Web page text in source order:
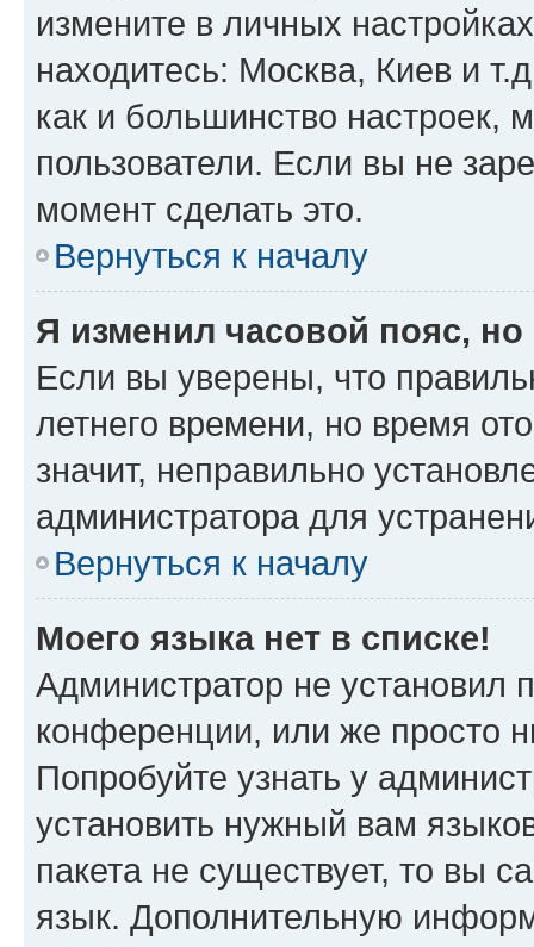
измените в личных
находитесь: Москва, Киев и
как и большинство настроек,
пользователи. Если вы не
момент сделать это.
Вернуться к началу
Я изменил часовой пояс,
Если вы уверены, что
летнего времени, но время
значит, неправильно
администратора для
Вернуться к началу
Моего языка нет в списке!
Администратор не установил
конференции, или же просто
Попробуйте узнать у
установить нужный вам
пакета не существует, то вы
язык. Дополнительную